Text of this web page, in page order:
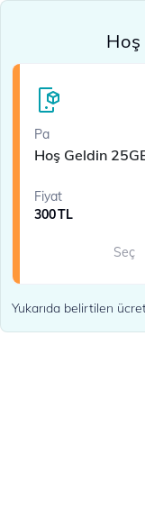
Pa
Hoş Geldin
Fiyat
300TL
Seç
Yukarıda belirtilen